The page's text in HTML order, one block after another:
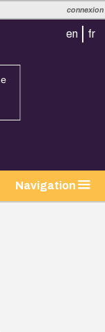
connexion
en fr
Navigation